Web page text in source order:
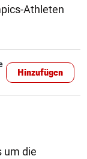
Athleten
Hinzufügen
um die